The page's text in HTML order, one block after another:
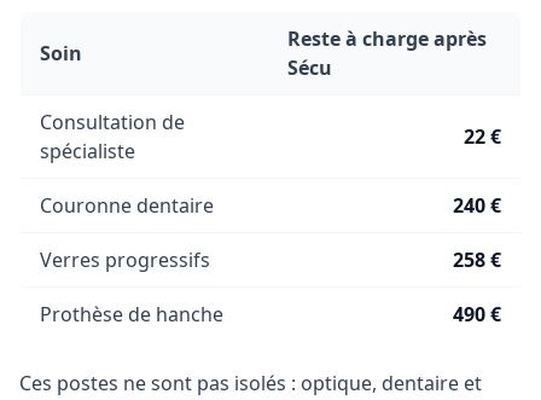
Soin
Reste à charge après
Sécu
Consultation de
spécialiste
22 €
Couronne dentaire 240 €
Verres progressifs 258 €
Prothèse de hanche 490 €
Ces postes ne sont pas isolés : optique, dentaire et